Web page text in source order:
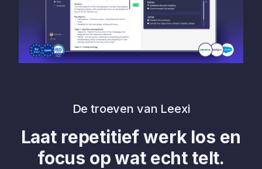
De troeven van Leexi
Laat repetitief werk los en
focus op wat echt telt.